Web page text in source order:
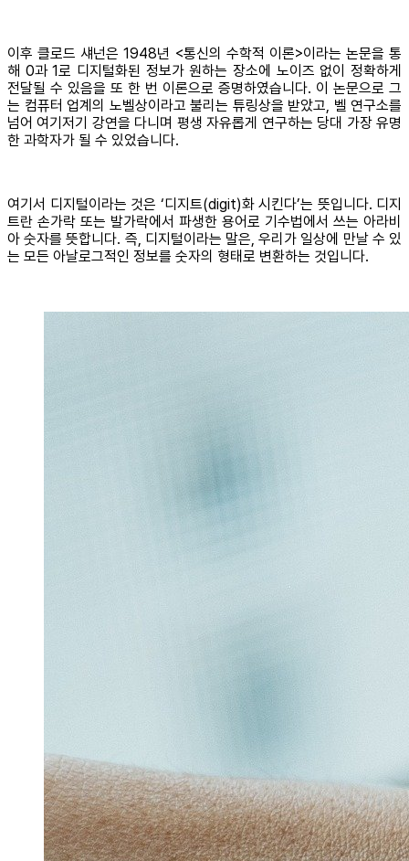
이후 클로드 섀넌은 1948년 <통신의 수학적 이론>이라는 논문을 통
해 0과 1로 디지털화된 정보가 원하는 장소에 노이즈 없이 정확하게
전달될 수 있음을 또 한 번 이론으로 증명하였습니다. 이 논문으로 그
는 컴퓨터 업계의 노벨상이라고 불리는 튜링상을 받았고, 벨 연구소를
넘어 여기저기 강연을 다니며 평생 자유롭게 연구하는 당대 가장 유명
한 과학자가 될 수 있었습니다.
여기서 디지털이라는 것은 ‘디지트(digit)화 시킨다’는 뜻입니다. 디지
트란 손가락 또는 발가락에서 파생한 용어로 기수법에서 쓰는 아라비
아 숫자를 뜻합니다. 즉, 디지털이라는 말은, 우리가 일상에 만날 수 있
는 모든 아날로그적인 정보를 숫자의 형태로 변환하는 것입니다.